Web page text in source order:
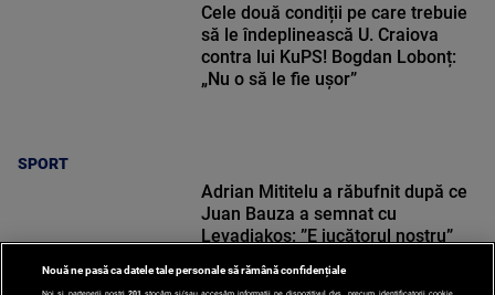
SPORT
Cele două condiții pe care trebuie
să le îndeplinească U. Craiova
contra lui KuPS! Bogdan Lobonț:
„Nu o să le fie ușor”
Adrian Mititelu a răbufnit după ce
Juan Bauza a semnat cu
Levadiakos: ”E jucătorul nostru”
Nouă ne pasă ca datele tale personale să rămână confidențiale
Noi și partenerii noștri 201 stocăm și/sau accesăm informații pe dispozitivul dvs., precum identificatorii cookie